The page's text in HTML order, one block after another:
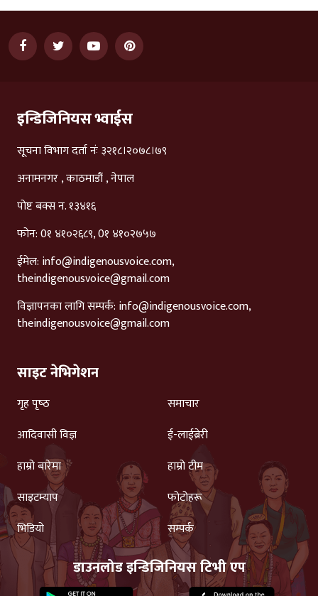
इन्डिजिनियस भ्वाईस
सूचना विभाग दर्ता नंः ३२१८।२०७८।७९
अनामनगर , काठमाडौं , नेपाल
पोष्ट बक्स न. १३४१६
फोन: 0१ ४१०२६८९, 0१ ४१०२७५७
ईमेल: info@indigenousvoice.com,
theindigenousvoice@gmail.com
विज्ञापनका लागि सम्पर्क: info@indigenousvoice.com,
theindigenousvoice@gmail.com
साइट नेभिगेशन
गृह पृष्‍ठ
समाचार
आदिवासी विज्ञ
ई-लाईब्रेरी
हाम्रो बारेमा
हाम्रो टीम
साइटम्याप
फोटोहरू
भिडियो
सम्पर्क
डाउनलोड इन्डिजिनियस टिभी एप